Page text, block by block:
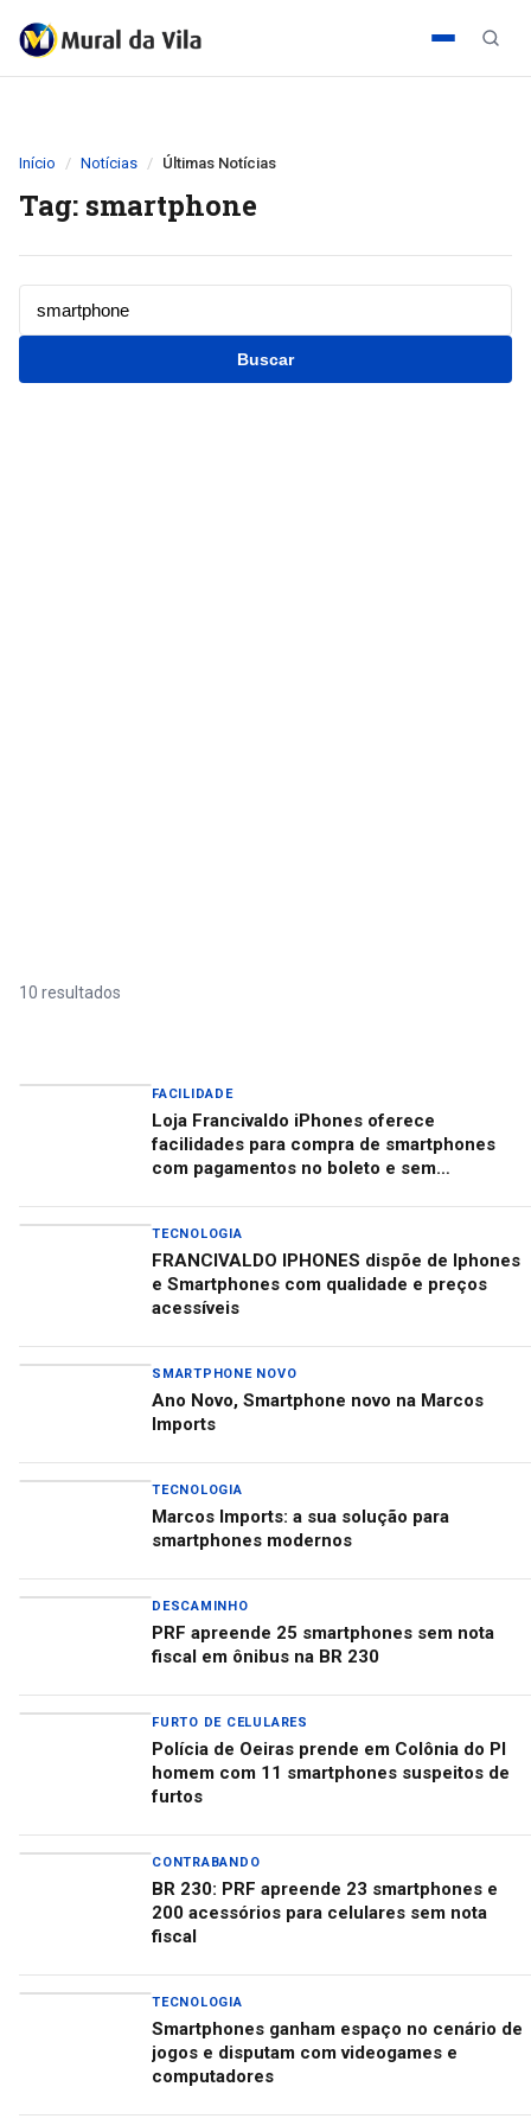
Início Notícias Últimas Notícias
Tag: smartphone
Buscar
10 resultados
FACILIDADE
Loja Francivaldo iPhones oferece
facilidades para compra de smartphones
com pagamentos no boleto e sem
TECNOLOGIA
FRANCIVALDO IPHONES dispõe de Iphones
e Smartphones com qualidade e preços
acessíveis
SMARTPHONE NOVO
Ano Novo, Smartphone novo na Marcos
Imports
TECNOLOGIA
Marcos Imports: a sua solução para
smartphones modernos
DESCAMINHO
PRF apreende 25 smartphones sem nota
fiscal em ônibus na BR 230
FURTO DE CELULARES
Polícia de Oeiras prende em Colônia do PI
homem com 11 smartphones suspeitos de
furtos
CONTRABANDO
BR 230: PRF apreende 23 smartphones e
200 acessórios para celulares sem nota
fiscal
TECNOLOGIA
Smartphones ganham espaço no cenário de
jogos e disputam com videogames e
computadores